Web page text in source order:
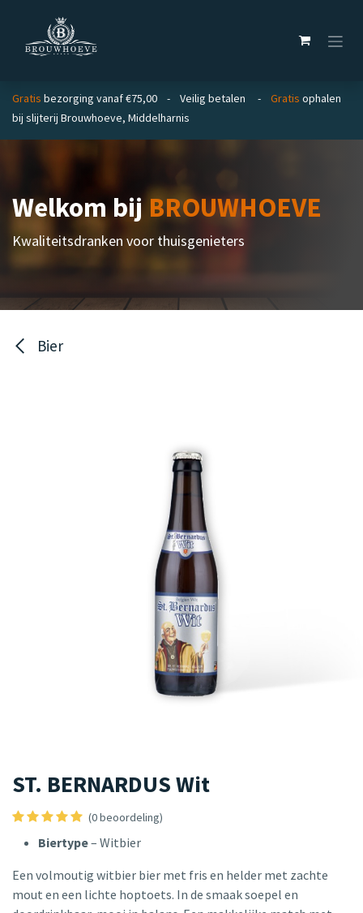
Gratis bezorging vanaf €75,00 - Veilig betalen - Gratis ophalen
bij slijterij Brouwhoeve, Middelharnis
Welkom bijBROUWHOEVE
Kwaliteitsdranken voor thuisgenieters
Bier
ST. BERNARDUS Wit
(0 beoordeling)
Biertype– Witbier
Een volmoutig witbier bier met fris en helder met zachte
mout en een lichte hoptoets. In de smaak soepel en